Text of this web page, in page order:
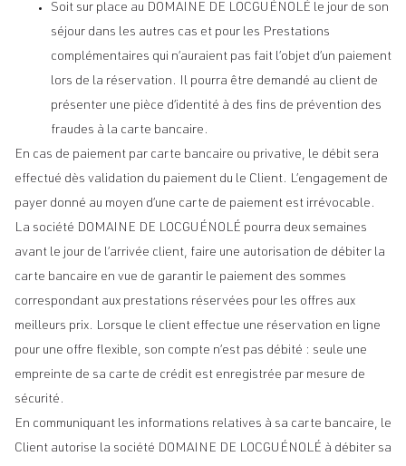
Soit sur place au DOMAINE DE LOCGUÉNOLÉ le jour de son
séjour dans les autres cas et pour les Prestations
complémentaires qui n’auraient pas fait l’objet d’un paiement
lors de la réservation. Il pourra être demandé au client de
présenter une pièce d’identité à des fins de prévention des
fraudes à la carte bancaire.
En cas de paiement par carte bancaire ou privative, le débit sera
effectué dès validation du paiement du le Client. L’engagement de
payer donné au moyen d’une carte de paiement est irrévocable.
La société DOMAINE DE LOCGUÉNOLÉ pourra deux semaines
avant le jour de l’arrivée client, faire une autorisation de débiter la
carte bancaire en vue de garantir le paiement des sommes
correspondant aux prestations réservées pour les offres aux
meilleurs prix. Lorsque le client effectue une réservation en ligne
pour une offre flexible, son compte n’est pas débité : seule une
empreinte de sa carte de crédit est enregistrée par mesure de
sécurité.
En communiquant les informations relatives à sa carte bancaire, le
Client autorise la société DOMAINE DE LOCGUÉNOLÉ à débiter sa